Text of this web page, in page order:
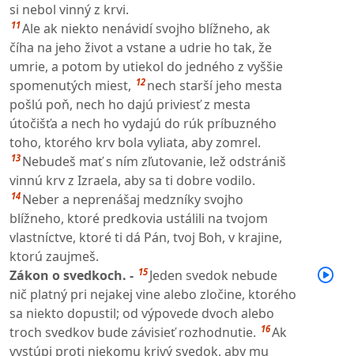
si nebol vinný z krvi.
11Ale ak niekto nenávidí svojho blížneho, ak
číha na jeho život a vstane a udrie ho tak, že
umrie, a potom by utiekol do jedného z vyššie
spomenutých miest, 12 nech starší jeho mesta
pošlú poň, nech ho dajú priviesť z mesta
útočišťa a nech ho vydajú do rúk príbuzného
toho, ktorého krv bola vyliata, aby zomrel.
13 Nebudeš mať s ním zľutovanie, lež odstrániš
vinnú krv z Izraela, aby sa ti dobre vodilo.
14 Neber a neprenášaj medzníky svojho
blížneho, ktoré predkovia ustálili na tvojom
vlastníctve, ktoré ti dá Pán, tvoj Boh, v krajine,
ktorú zaujmeš.
Zákon o svedkoch. - 15 Jeden svedok nebude
nič platný pri nejakej vine alebo zločine, ktorého
sa niekto dopustil; od výpovede dvoch alebo
troch svedkov bude závisieť rozhodnutie. 16Ak
vystúpi proti niekomu krivý svedok, aby mu